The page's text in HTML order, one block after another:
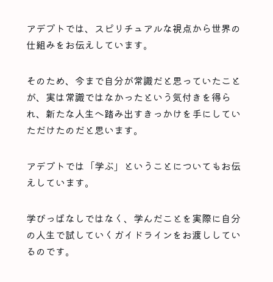
アデプトでは、スピリチュアルな視点から世界の
仕組みをお伝えしています。
そのため、今まで自分が常識だと思っていたこと
が、実は常識ではなかったという気付きを得ら
れ、新たな人生へ踏み出すきっかけを手にしてい
ただけたのだと思います。
アデプトでは「学ぶ」ということについてもお伝
えしています。
学びっぱなしではなく、学んだことを実際に自分
の人生で試していくガイドラインをお渡ししてい
るのです。